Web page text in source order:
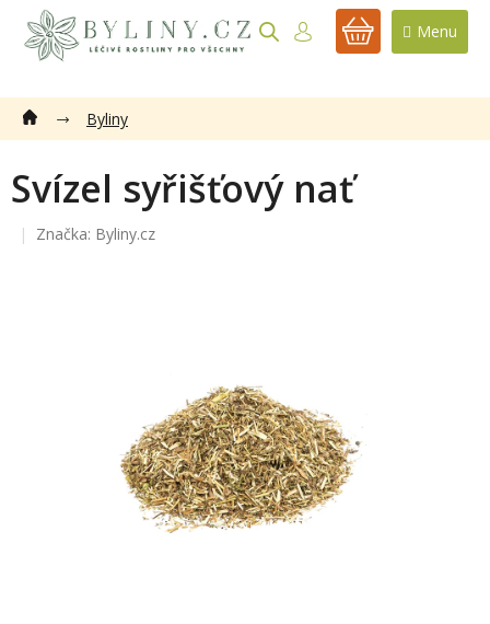
obsah
NÁKUPNÍ
Byliny
Svízel syřišťový nať
Značka: Byliny.cz